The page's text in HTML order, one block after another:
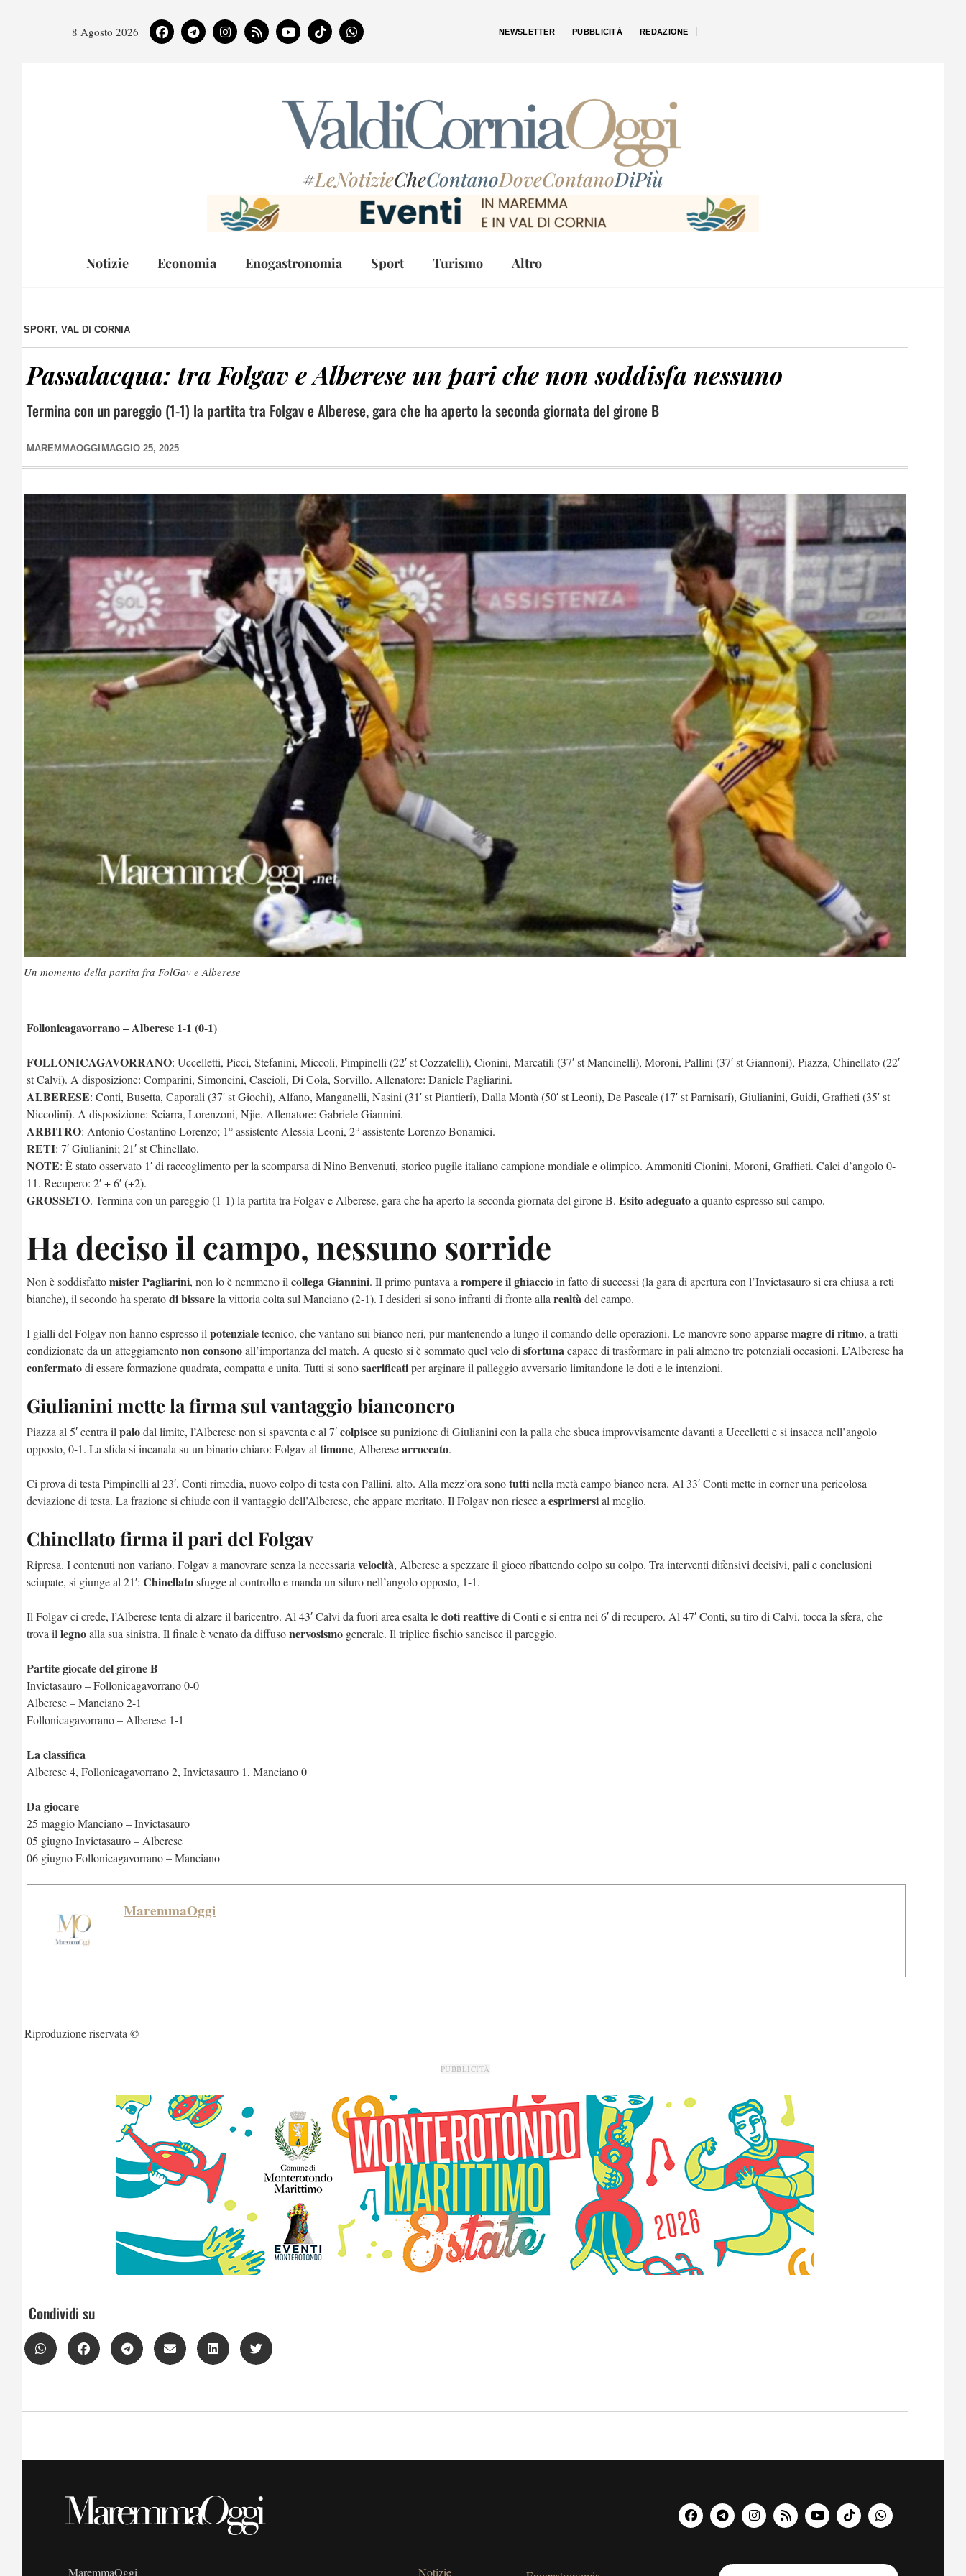
8 Agosto 2026 NEWSLETTER PUBBLICITÀ REDAZIONE
#LeNotizieCheContanoDoveContanoDiPiù
Notizie Economia Enogastronomia Sport Turismo Altro
SPORT, VAL DI CORNIA
Passalacqua: tra Folgav e Alberese un pari che non soddisfa nessuno
Termina con un pareggio (1-1) la partita tra Folgav e Alberese, gara che ha aperto la seconda giornata del girone B
MAREMMAOGGI MAGGIO 25, 2025
Un momento della partita fra FolGav e Alberese
Follonicagavorrano – Alberese 1-1 (0-1)
FOLLONICAGAVORRANO: Uccelletti, Picci, Stefanini, Miccoli, Pimpinelli (22′ st Cozzatelli), Cionini, Marcatili (37′ st Mancinelli), Moroni, Pallini (37′ st Giannoni), Piazza, Chinellato (22′
st Calvi). A disposizione: Comparini, Simoncini, Cascioli, Di Cola, Sorvillo. Allenatore: Daniele Pagliarini.
ALBERESE: Conti, Busetta, Caporali (37′ st Giochi), Alfano, Manganelli, Nasini (31′ st Piantieri), Dalla Montà (50′ st Leoni), De Pascale (17′ st Parnisari), Giulianini, Guidi, Graffieti (35′ st
Niccolini). A disposizione: Sciarra, Lorenzoni, Njie. Allenatore: Gabriele Giannini.
ARBITRO: Antonio Costantino Lorenzo; 1° assistente Alessia Leoni, 2° assistente Lorenzo Bonamici.
RETI: 7′ Giulianini; 21′ st Chinellato.
NOTE: È stato osservato 1′ di raccoglimento per la scomparsa di Nino Benvenuti, storico pugile italiano campione mondiale e olimpico. Ammoniti Cionini, Moroni, Graffieti. Calci d’angolo 0-
11. Recupero: 2′ + 6′ (+2).
GROSSETO. Termina con un pareggio (1-1) la partita tra Folgav e Alberese, gara che ha aperto la seconda giornata del girone B. Esito adeguatoa quanto espresso sul campo.
Ha deciso il campo, nessuno sorride
Non è soddisfattomister Pagliarini, non lo è nemmeno il collegaGiannini. Il primo puntava a rompere il ghiaccioin fatto di successi (la gara di apertura con l’Invictasauro si era chiusa a reti
bianche), il secondo ha speratodi bissarela vittoria colta sul Manciano (2-1). I desideri si sono infranti di fronte alla realtàdel campo.
I gialli del Folgav non hanno espresso il potenzialetecnico, che vantano sui bianco neri, pur mantenendo a lungo il comando delle operazioni. Le manovre sono apparsemagre di ritmo, a tratti
condizionate da un atteggiamentononconsonoall’importanza del match. A questo si è sommato quel velo di sfortunacapace di trasformare in pali almeno tre potenziali occasioni. L’Alberese ha
confermatodi essere formazione quadrata, compatta e unita. Tutti si sonosacrificatiper arginare il palleggio avversario limitandone le doti e le intenzioni.
Giulianini mette la firma sul vantaggio bianconero
Piazza al 5′ centra il palodal limite, l’Alberese non si spaventa e al 7′colpiscesu punizione di Giulianini con la palla che sbuca improvvisamente davanti a Uccelletti e si insacca nell’angolo
opposto, 0-1. La sfida si incanala su un binario chiaro: Folgav al timone, Alberesearroccato.
Ci prova di testa Pimpinelli al 23′, Conti rimedia, nuovo colpo di testa con Pallini, alto. Alla mezz’ora sonotuttinella metà campo bianco nera. Al 33′ Conti mette in corner una pericolosa
deviazione di testa. La frazione si chiude con il vantaggio dell’Alberese, che appare meritato. Il Folgav non riesce a esprimersial meglio.
Chinellato firma il pari del Folgav
Ripresa. I contenuti non variano. Folgav a manovrare senza la necessaria velocità, Alberese a spezzare il gioco ribattendo colpo su colpo. Tra interventi difensivi decisivi, pali e conclusioni
sciupate, si giunge al 21′: Chinellatosfugge al controllo e manda un siluro nell’angolo opposto, 1-1.
Il Folgav ci crede, l’Alberese tenta di alzare il baricentro. Al 43′ Calvi da fuori area esalta ledoti reattivedi Conti e si entra nei 6′ di recupero. Al 47′ Conti, su tiro di Calvi, tocca la sfera, che
trova il legnoalla sua sinistra. Il finale è venato da diffusonervosismo generale. Il triplice fischio sancisce il pareggio.
Partite giocate del girone B
Invictasauro – Follonicagavorrano 0-0
Alberese – Manciano 2-1
Follonicagavorrano – Alberese 1-1
La classifica
Alberese 4, Follonicagavorrano 2, Invictasauro 1, Manciano 0
Da giocare
25 maggio Manciano – Invictasauro
05 giugno Invictasauro – Alberese
06 giugno Follonicagavorrano – Manciano
MaremmaOggi
Riproduzione riservata ©
PUBBLICITÀ
Condividi su
MaremmaOggi Notizie